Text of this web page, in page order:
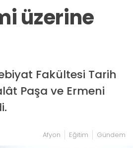
üzerine
Fakültesi Tarih
Paşa ve Ermeni
Afyon Eğitim Gündem